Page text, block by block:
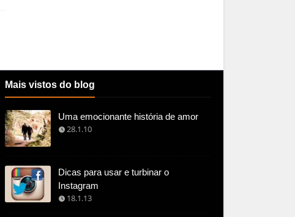
Mais vistos do blog
Uma emocionante história de amor
28.1.10
Dicas para usar e turbinar o
Instagram
18.1.13